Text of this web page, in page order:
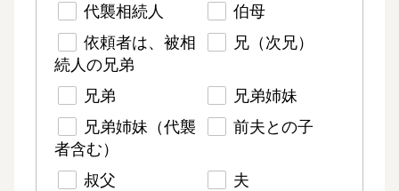
代襲相続人
伯母
依頼者は、被相
続人の兄弟
兄（次兄）
兄弟
兄弟姉妹
兄弟姉妹（代襲
者含む）
前夫との子
叔父
夫